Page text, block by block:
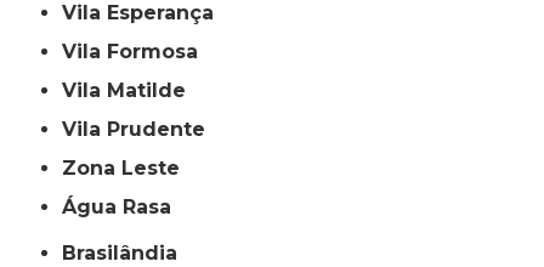
Vila Esperança
Vila Formosa
Vila Matilde
Vila Prudente
Zona Leste
Água Rasa
Brasilândia